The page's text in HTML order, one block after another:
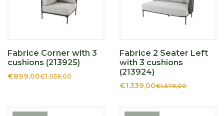
Fabrice Corner with 3
cushions (213925)
€899,00€1.059,00
Fabrice 2 Seater Left
with 3 cushions
(213924)
€1.339,00€1.579,00